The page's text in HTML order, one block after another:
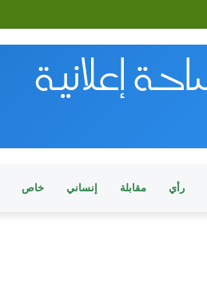
رأي مقابلة إنساني خاص